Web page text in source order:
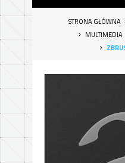
STRONA GŁÓWNA
MULTIMEDIA